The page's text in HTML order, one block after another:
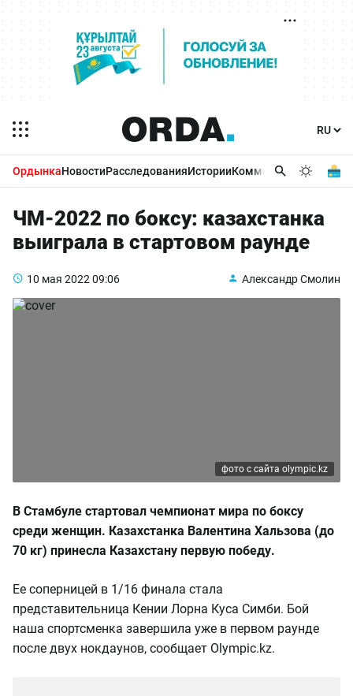
ОрдынкаНовостиРасследованияИсторииКомментарииБизнес
ЧМ-2022 по боксу: казахстанка
выиграла в стартовом раунде
10 мая 2022 09:06 Александр Смолин
фото с сайта olympic.kz
В Стамбуле стартовал чемпионат мира по боксу
среди женщин. Казахстанка Валентина Хальзова (до
70 кг) принесла Казахстану первую победу.
Ее соперницей в 1/16 финала стала
представительница Кении Лорна Куса Симби. Бой
наша спортсменка завершила уже в первом раунде
после двух нокдаунов, сообщает Olympic.kz.